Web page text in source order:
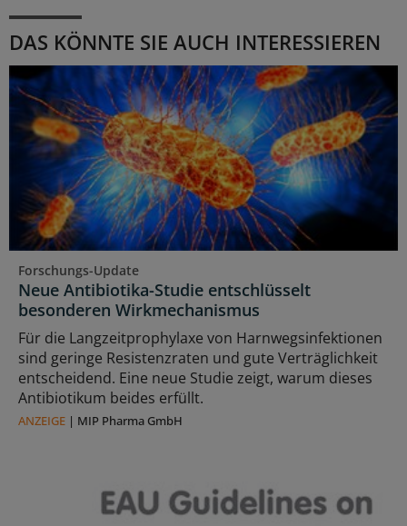
DAS KÖNNTE SIE AUCH INTERESSIEREN
Forschungs-Update
Neue Antibiotika-Studie entschlüsselt
besonderen Wirkmechanismus
Für die Langzeitprophylaxe von Harnwegsinfektionen
sind geringe Resistenzraten und gute Verträglichkeit
entscheidend. Eine neue Studie zeigt, warum dieses
Antibiotikum beides erfüllt.
ANZEIGE | MIP Pharma GmbH